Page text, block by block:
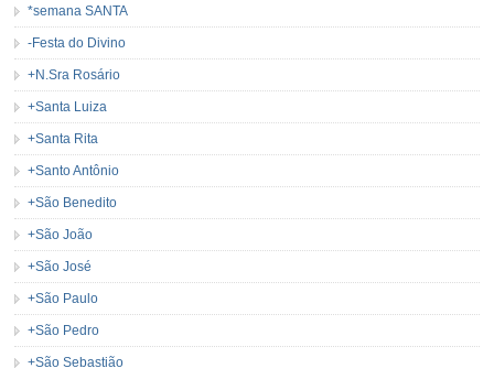
*semana SANTA
-Festa do Divino
+N.Sra Rosário
+Santa Luiza
+Santa Rita
+Santo Antônio
+São Benedito
+São João
+São José
+São Paulo
+São Pedro
+São Sebastião